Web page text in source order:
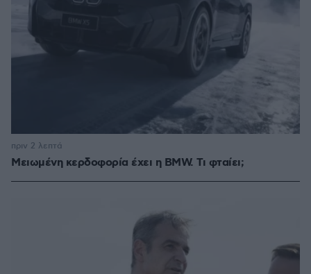
Μειωμένη κερδοφορία έχει η BMW. Τι φταίει;
πριν 2 λεπτά